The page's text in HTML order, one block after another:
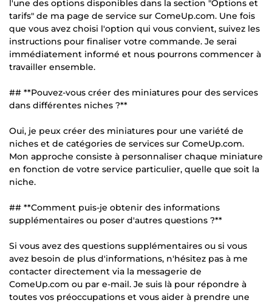
l'une des options disponibles dans la section "Options et
tarifs" de ma page de service sur ComeUp.com. Une fois
que vous avez choisi l'option qui vous convient, suivez les
instructions pour finaliser votre commande. Je serai
immédiatement informé et nous pourrons commencer à
travailler ensemble.
## **Pouvez-vous créer des miniatures pour des services
dans différentes niches ?**
Oui, je peux créer des miniatures pour une variété de
niches et de catégories de services sur ComeUp.com.
Mon approche consiste à personnaliser chaque miniature
en fonction de votre service particulier, quelle que soit la
niche.
## **Comment puis-je obtenir des informations
supplémentaires ou poser d'autres questions ?**
Si vous avez des questions supplémentaires ou si vous
avez besoin de plus d'informations, n'hésitez pas à me
contacter directement via la messagerie de
ComeUp.com ou par e-mail. Je suis là pour répondre à
toutes vos préoccupations et vous aider à prendre une